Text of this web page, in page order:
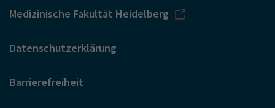
Medizinische Fakultät Heidelberg
Datenschutzerklärung
Barrierefreiheit